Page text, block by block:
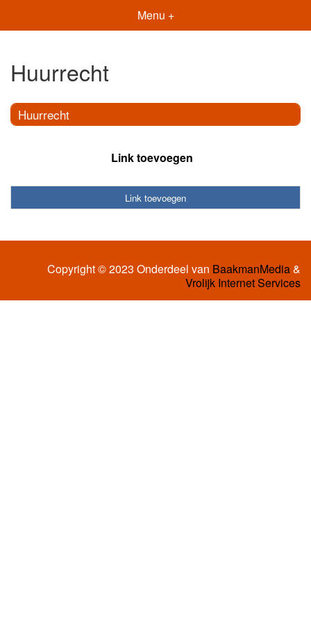
Menu +
Huurrecht
Huurrecht
Link toevoegen
Link toevoegen
Copyright © 2023 Onderdeel van BaakmanMedia&
Vrolijk Internet Services